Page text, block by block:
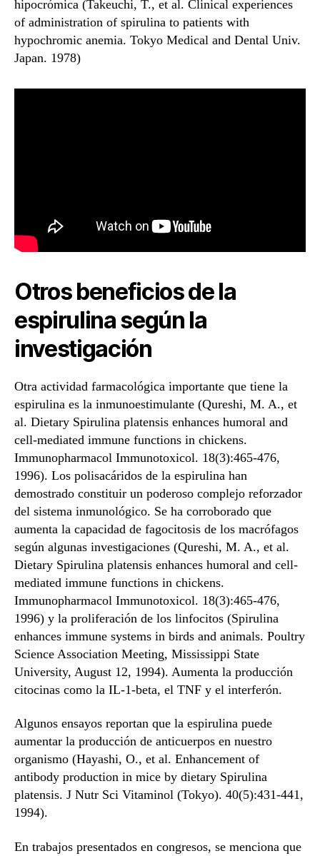
hipocrómica (Takeuchi, T., et al. Clinical experiences
of administration of spirulina to patients with
hypochromic anemia. Tokyo Medical and Dental Univ.
Japan. 1978)
Otros beneficios de la
espirulina según la
investigación
Otra actividad farmacológica importante que tiene la
espirulina es la inmunoestimulante (Qureshi, M. A., et
al. Dietary Spirulina platensis enhances humoral and
cell-mediated immune functions in chickens.
Immunopharmacol Immunotoxicol. 18(3):465-476,
1996). Los polisacáridos de la espirulina han
demostrado constituir un poderoso complejo reforzador
del sistema inmunológico. Se ha corroborado que
aumenta la capacidad de fagocitosis de los macrófagos
según algunas investigaciones (Qureshi, M. A., et al.
Dietary Spirulina platensis enhances humoral and cell-
mediated immune functions in chickens.
Immunopharmacol Immunotoxicol. 18(3):465-476,
1996) y la proliferación de los linfocitos (Spirulina
enhances immune systems in birds and animals. Poultry
Science Association Meeting, Mississippi State
University, August 12, 1994). Aumenta la producción
citocinas como la IL-1-beta, el TNF y el interferón.
Algunos ensayos reportan que la espirulina puede
aumentar la producción de anticuerpos en nuestro
organismo (Hayashi, O., et al. Enhancement of
antibody production in mice by dietary Spirulina
platensis. J Nutr Sci Vitaminol (Tokyo). 40(5):431-441,
1994).
En trabajos presentados en congresos, se menciona que